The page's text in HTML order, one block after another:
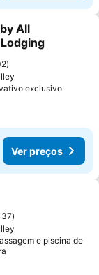
favoritos
All
exclusivoVer
Ver preços
favoritos
e piscina de